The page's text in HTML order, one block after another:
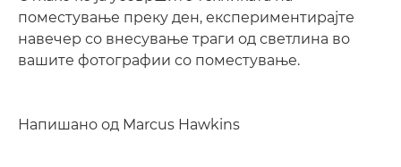
поместување преку ден, експериментирајте
навечер со внесување траги од светлина во
вашите фотографии со поместување.
Напишано од Marcus Hawkins